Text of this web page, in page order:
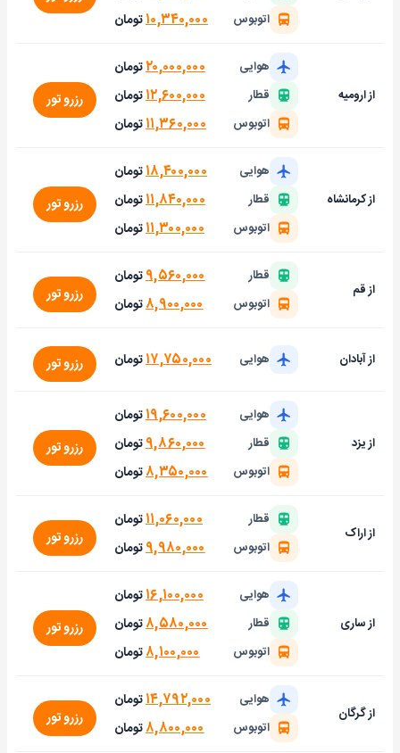
اتوبوس ۱۰,۳۴۰,۰۰۰تومان
از ارومیه
هوایی ۲۰,۰۰۰,۰۰۰تومان
قطار ۱۲,۶۰۰,۰۰۰تومان
اتوبوس ۱۱,۳۶۰,۰۰۰تومان
رزرو تور
از کرمانشاه
هوایی ۱۸,۴۰۰,۰۰۰تومان
قطار ۱۱,۸۴۰,۰۰۰تومان
اتوبوس ۱۱,۳۰۰,۰۰۰تومان
رزرو تور
از قم
قطار ۹,۵۶۰,۰۰۰تومان
اتوبوس ۸,۹۰۰,۰۰۰تومان رزرو تور
از آبادان هوایی ۱۷,۷۵۰,۰۰۰تومان رزرو تور
از یزد
هوایی ۱۹,۶۰۰,۰۰۰تومان
قطار ۹,۸۶۰,۰۰۰تومان
اتوبوس ۸,۳۵۰,۰۰۰تومان
رزرو تور
از اراک
قطار ۱۱,۰۶۰,۰۰۰تومان
اتوبوس ۹,۹۸۰,۰۰۰تومان رزرو تور
از ساری
هوایی ۱۶,۱۰۰,۰۰۰تومان
قطار ۸,۵۸۰,۰۰۰تومان
اتوبوس ۸,۱۰۰,۰۰۰تومان
رزرو تور
از گرگان
هوایی ۱۴,۷۹۲,۰۰۰تومان
اتوبوس ۸,۸۰۰,۰۰۰تومان رزرو تور